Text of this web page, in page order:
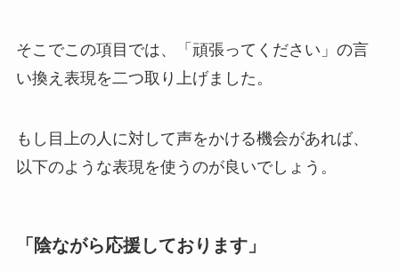
そこでこの項目では、「頑張ってください」の言
い換え表現を二つ取り上げました。
もし目上の人に対して声をかける機会があれば、
以下のような表現を使うのが良いでしょう。
「陰ながら応援しております」